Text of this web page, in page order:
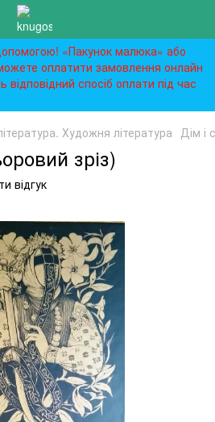
«Пакунок малюка» або
оплатити замовлення онлайн
відповідний спосіб оплати під час
Художня література Дім і
зріз)
відгук